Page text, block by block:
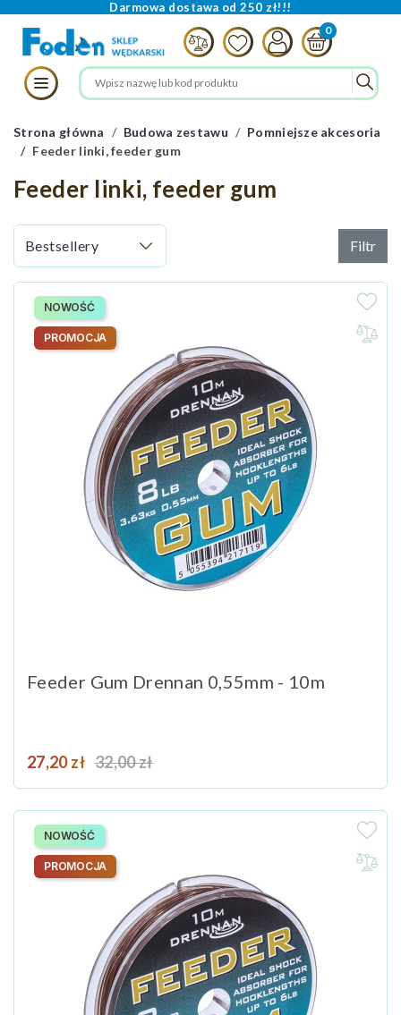
Darmowa dostawa od 250 zł!!!
Strona główna Budowa zestawu
Pomniejsze akcesoria
Feeder linki, feeder gum
Feeder linki, feeder gum
Filtr
Feeder Gum Drennan 0,55mm - 10m
Cena
27,20 zł Cena podstawowa
32,00 zł
NOWOŚĆ
PROMOCJA
NOWOŚĆ
PROMOCJA